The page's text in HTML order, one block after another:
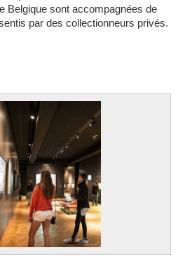
Belgique sont accompagnées de
par des collectionneurs privés.